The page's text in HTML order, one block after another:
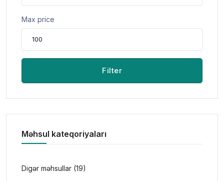
Max price
Filter
Məhsul kateqoriyaları
Digər məhsullar (19)